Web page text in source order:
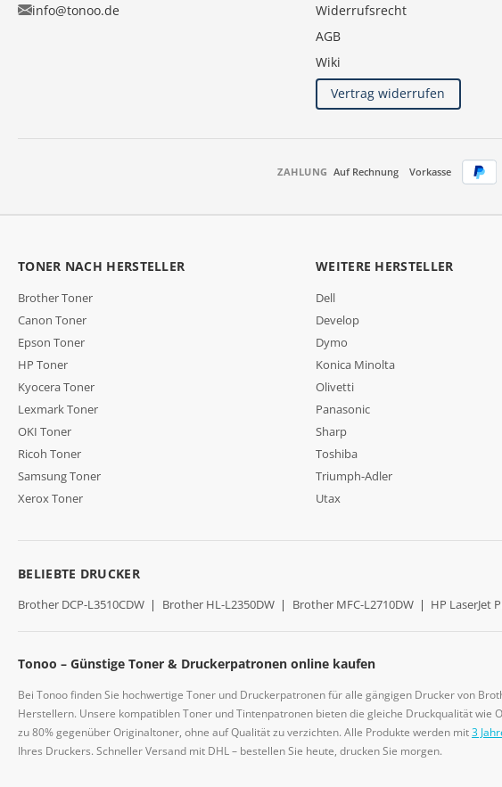
info@tonoo.de
Widerrufsrecht
AGB
Wiki
Vertrag widerrufen
ZAHLUNG Auf Rechnung Vorkasse
TONER NACH HERSTELLER
Brother Toner
Canon Toner
Epson Toner
HP Toner
Kyocera Toner
Lexmark Toner
OKI Toner
Ricoh Toner
Samsung Toner
Xerox Toner
WEITERE HERSTELLER
Dell
Develop
Dymo
Konica Minolta
Olivetti
Panasonic
Sharp
Toshiba
Triumph-Adler
Utax
BELIEBTE DRUCKER
Brother DCP-L3510CDW | Brother HL-L2350DW | Brother MFC-L2710DW | HP LaserJet
Tonoo – Günstige Toner & Druckerpatronen online kaufen
Bei Tonoo finden Sie hochwertige Toner und Druckerpatronen für alle gängigen Drucker von
Herstellern. Unsere kompatiblen Toner und Tintenpatronen bieten die gleiche Druckqualität wie
zu 80% gegenüber Originaltoner, ohne auf Qualität zu verzichten. Alle Produkte werden mit3
Ihres Druckers. Schneller Versand mit DHL – bestellen Sie heute, drucken Sie morgen.